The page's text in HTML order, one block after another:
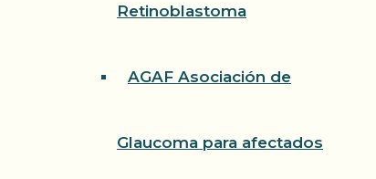
Retinoblastoma
AGAF Asociación de
Glaucoma para afectados